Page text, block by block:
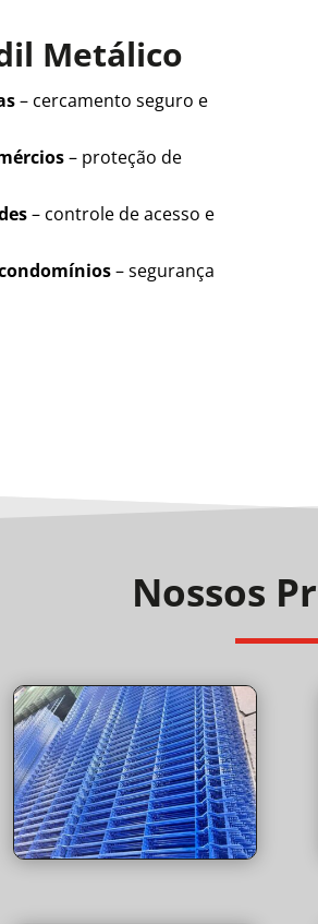
Metálico
– cercamento seguro e
– proteção de
– controle de acesso e
– segurança
Nossos